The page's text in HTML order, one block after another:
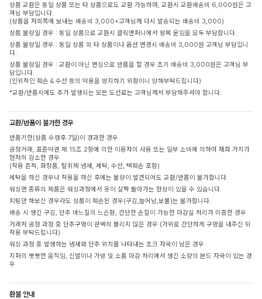
상품 교환은 동일 상품 또는 타 상품으로도 교환 가능하며, 교환시 교환배송비 6,000원은 고
객님 부담입니다.
(상품을 저희쪽에 보내는 배송비 3,000+고객님께 다시 발송되는 배송비 3,000)
상품 불량일 경우 : 동일 상품으로 교환시 클릭앤퍼니에서 왕복 운임을 모두 부담합니다.
상품 불량일 경우 : 동일 상품 외 타 상품이나 옵션 변경시 배송비 3,000원 고객님 부담입니
다.
상품 불량일 경우 : 교환이 아닌 변심으로 반품을 할 경우 초기 배송비 3,000원은 고객님 부
담입니다.
(인위적인 훼손 & 수선 등의 악용을 방지하기 위함이니 양해부탁드립니다)
*교환/반품시에도 추가 발생되는 모든 도선료는 고객님께서 부담해주셔야 합니다.
교환/반품이 불가한 경우
반품기한(상품 수령후 7일)이 경과한 경우
공정거래, 표준약관 제 15조 2항에 의한 이용자의 사용 또는 일부 소비에 의하여 재화 가치가
현저히 감소한 경우
(착용 흔적, 화장품, 탈취제 냄새, 세탁, 수선, 택훼손 포함)
세탁을 하신 경우나 착용을 하신 후에는 불량이 발견되어도 교환/반품이 불가합니다.
워싱면 종류의 제품은 워싱과정에서 옷이 살짝 돌아가는 현상이 있을 수 있습니다.
피팅만 해보신 경우라도 상품이 훼손된 경우(구김,늘어남,보풀)는 불가합니다.
배송 시 생긴 구김, 단추 바느질의 느슨함, 간단한 손질이 가능한 마감실 처리가 미흡한 경우
거래처 공정 과정 중 단추구멍이 완벽히 뚫리지 않은 경우 (가위로 간단하게 구멍을 내주신 뒤
착용 부탁드립니다)
워싱 과정 중 발생하는 냄새와 단추 위치를 나타내는 초크 자국이 남은 경우
지퍼의 뻣뻣한 움직임, 신발이나 가방 및 소품 마감 처리에서 생긴 소량의 본드 자국이 있는 경
우
환불 안내